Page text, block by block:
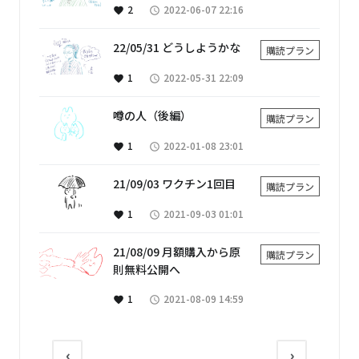
favorite 2 access_time 2022-06-07 22:16
22/05/31 どうしようかな 購読プラン
favorite 1 access_time 2022-05-31 22:09
噂の人（後編） 購読プラン
favorite 1 access_time 2022-01-08 23:01
21/09/03 ワクチン1回目 購読プラン
favorite 1 access_time 2021-09-03 01:01
21/08/09 月額購入から原
則無料公開へ
購読プラン
favorite 1 access_time 2021-08-09 14:59
‹ ›